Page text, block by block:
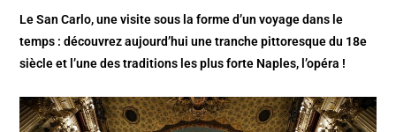
Le San Carlo, une visite sous la forme d’un voyage dans le
temps : découvrez aujourd’hui une tranche pittoresque du 18e
siècle et l’une des traditions les plus forte Naples, l’opéra !